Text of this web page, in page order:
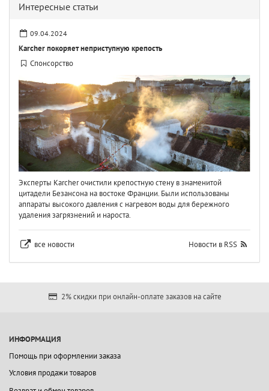
Интересные статьи
09.04.2024
Karcher покоряет неприступную крепость
Спонсорство
Эксперты Karcher очистили крепостную стену в знаменитой
цитадели Безансона на востоке Франции. Были использованы
аппараты высокого давления с нагревом воды для бережного
удаления загрязнений и нароста.
все новости Новости в RSS
2% скидки при онлайн-оплате заказов на сайте
ИНФОРМАЦИЯ
Помощь при оформлении заказа
Условия продажи товаров